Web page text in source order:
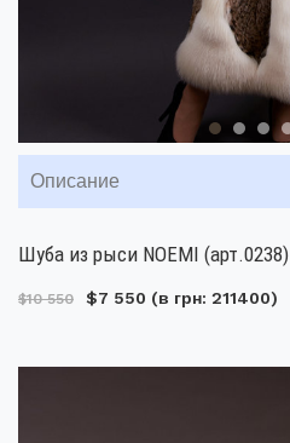
Описание
Шуба из рыси NOEMI (арт.0238)
$10 550 $7 550 (в грн: 211400)